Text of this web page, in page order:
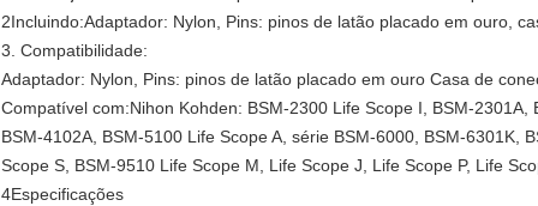
2Incluindo:Adaptador: Nylon, Pins: pinos de latão placado em ouro,
3. Compatibilidade:
Adaptador: Nylon, Pins: pinos de latão placado em ouro Casa de
Compatível com:Nihon Kohden: BSM-2300 Life Scope I, BSM-
BSM-4102A, BSM-5100 Life Scope A, série BSM-6000, BSM-6301K,
Scope S, BSM-9510 Life Scope M, Life Scope J, Life Scope P, Life
4Especificações